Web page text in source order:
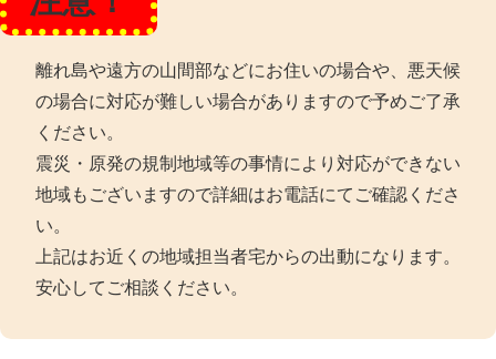
離れ島や遠方の山間部などにお住いの場合や、悪天候
の場合に対応が難しい場合がありますので予めご了承
ください。
震災・原発の規制地域等の事情により対応ができない
地域もございますので詳細はお電話にてご確認くださ
い。
上記はお近くの地域担当者宅からの出動になります。
安心してご相談ください。